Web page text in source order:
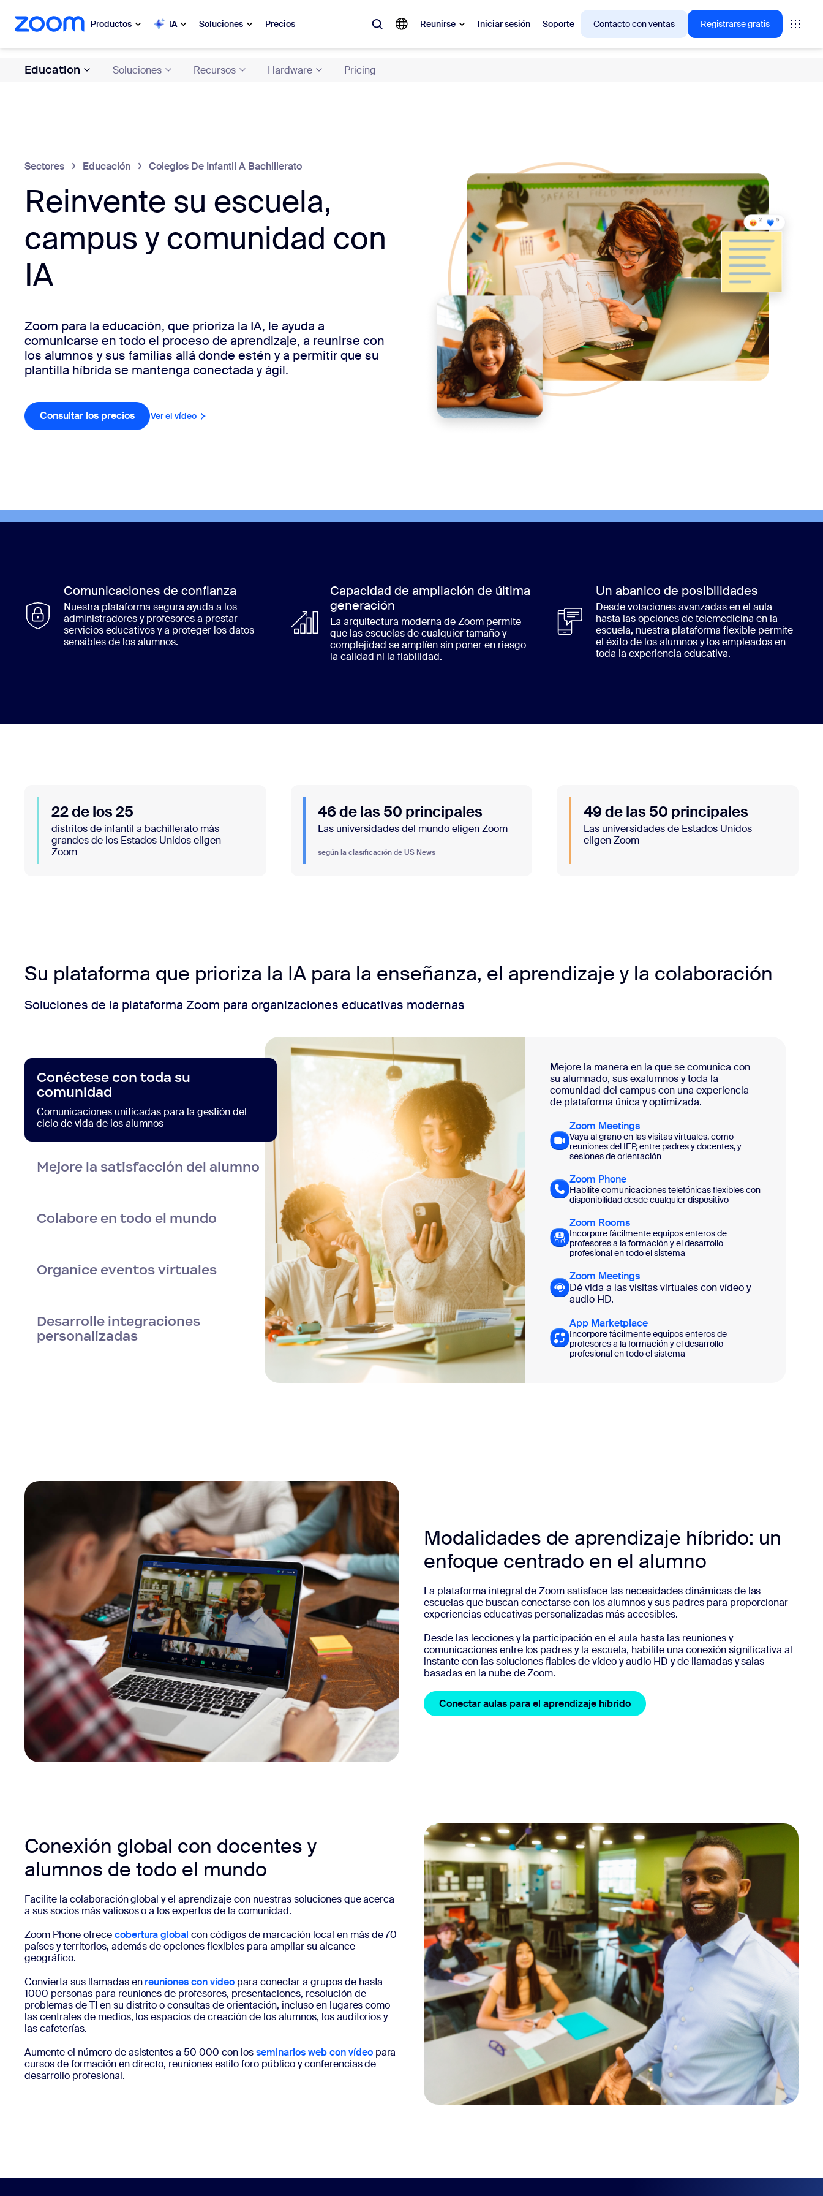
contenido principal
al chat de ayuda Productos IA Soluciones Precios Reunirse Iniciar sesión Soporte Contacto con ventas Registrarse gratis
Popular
Zoom CX
IA de Zoom
Desarrolladores
Aplicaciones e integraciones
ZoomMate Rooms
Phone Canvas
Centro de contacto Información de CX
presencial.
Instalar en el escritorio
Centro de descargas
Iniciar contacto
+1.888.799.9666/+1.888.303.1012
Education Soluciones Recursos Hardware Pricing
Sectores Educación Colegios De Infantil A Bachillerato
Reinvente su escuela,
campus y comunidad con
IA
Zoom para la educación, que prioriza la IA, le ayuda a
comunicarse en todo el proceso de aprendizaje, a reunirse con
los alumnos y sus familias allá donde estén y a permitir que su
plantilla híbrida se mantenga conectada y ágil.
Consultar los precios Consultar los precios
Ver el vídeo Ver el vídeo
Comunicaciones de confianza
Nuestra plataforma segura ayuda a los
administradores y profesores a prestar
servicios educativos y a proteger los datos
sensibles de los alumnos.
Capacidad de ampliación de última
generación
La arquitectura moderna de Zoom permite
que las escuelas de cualquier tamaño y
complejidad se amplíen sin poner en riesgo
la calidad ni la fiabilidad.
Un abanico de posibilidades
Desde votaciones avanzadas en el aula
hasta las opciones de telemedicina en la
escuela, nuestra plataforma flexible permite
el éxito de los alumnos y los empleados en
toda la experiencia educativa.
22 de los 25
distritos de infantil a bachillerato más
grandes de los Estados Unidos eligen
Zoom
46 de las 50 principales
Las universidades del mundo eligen Zoom
según la clasificación de US News
49 de las 50 principales
Las universidades de Estados Unidos
eligen Zoom
Su plataforma que prioriza la IA para la enseñanza, el aprendizaje y la colaboración
Soluciones de la plataforma Zoom para organizaciones educativas modernas
Conéctese con toda su
comunidad
Comunicaciones unificadas para la gestión del
ciclo de vida de los alumnos
Mejore la satisfacción del alumno
Colabore en todo el mundo
Organice eventos virtuales
Desarrolle integraciones
personalizadas
Mejore la manera en la que se comunica con
su alumnado, sus exalumnos y toda la
comunidad del campus con una experiencia
de plataforma única y optimizada.
Zoom Meetings
Vaya al grano en las visitas virtuales, como
reuniones del IEP, entre padres y docentes, y
sesiones de orientación
Zoom Phone
Habilite comunicaciones telefónicas flexibles con
disponibilidad desde cualquier dispositivo
Zoom Rooms
Incorpore fácilmente equipos enteros de
profesores a la formación y el desarrollo
profesional en todo el sistema
Zoom Meetings
Dé vida a las visitas virtuales con vídeo y
audio HD.
App Marketplace
Incorpore fácilmente equipos enteros de
profesores a la formación y el desarrollo
profesional en todo el sistema
Modalidades de aprendizaje híbrido: un
enfoque centrado en el alumno
La plataforma integral de Zoom satisface las necesidades dinámicas de las
escuelas que buscan conectarse con los alumnos y sus padres para proporcionar
experiencias educativas personalizadas más accesibles.
Desde las lecciones y la participación en el aula hasta las reuniones y
comunicaciones entre los padres y la escuela, habilite una conexión significativa al
instante con las soluciones fiables de vídeo y audio HD y de llamadas y salas
basadas en la nube de Zoom.
Conectar aulas para el aprendizaje híbrido
Conexión global con docentes y
alumnos de todo el mundo
Facilite la colaboración global y el aprendizaje con nuestras soluciones que acerca
a sus socios más valiosos o a los expertos de la comunidad.
Zoom Phone ofrececobertura global con códigos de marcación local en más de 70
países y territorios, además de opciones flexibles para ampliar su alcance
geográfico.
Convierta sus llamadas enreuniones con vídeo para conectar a grupos de hasta
1000 personas para reuniones de profesores, presentaciones, resolución de
problemas de TI en su distrito o consultas de orientación, incluso en lugares como
las centrales de medios, los espacios de creación de los alumnos, los auditorios y
las cafeterías.
Aumente el número de asistentes a 50 000 con losseminarios web con vídeopara
cursos de formación en directo, reuniones estilo foro público y conferencias de
desarrollo profesional.